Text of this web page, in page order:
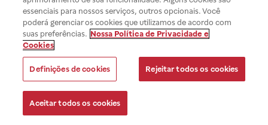
essenciais para nossos serviços, outros opcionais. Você
poderá gerenciar os cookies que utilizamos de acordo com
suas preferências. Nossa Política de Privacidade e
Cookies
Definições de cookies Rejeitar todos os cookies
Aceitar todos os cookies